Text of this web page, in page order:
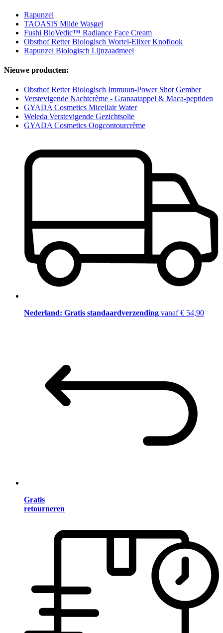
Rapunzel
TAOASIS Milde Wasgel
Fushi BioVedic™ Radiance Face Cream
Obsthof Retter Biologisch Wortel-Elixer Knoflook
Rapunzel Biologisch Lijnzaadmeel
Nieuwe producten:
Obsthof Retter Biologisch Immuun-Power Shot Gember
Verstevigende Nachtcrème - Granaatappel & Maca-peptiden
GYADA Cosmetics Micellair Water
Weleda Verstevigende Gezichtsolie
GYADA Cosmetics Oogcontourcrème
Nederland: Gratis standaardverzending vanaf € 54,90
Gratis
retourneren